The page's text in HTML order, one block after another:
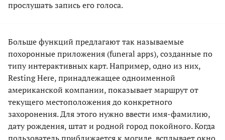
прослушать запись его голоса.
Больше функций предлагают так называемые
похоронные приложения (funeral apps), созданные по
типу интерактивных карт. Например, одно из них,
Resting Here, принадлежащее одноименной
американской компании, показывает маршрут от
текущего местоположения до конкретного
захоронения. Для этого нужно ввести имя-фамилию,
дату рождения, штат и родной город покойного. Когда